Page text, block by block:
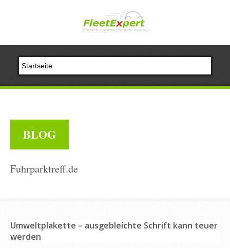
BLOG
Fuhrparktreff.de
Umweltplakette – ausgebleichte Schrift kann teuer
werden